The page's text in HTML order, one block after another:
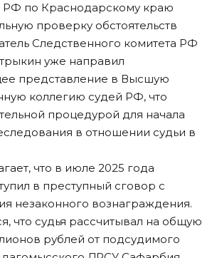
РФ по Краснодарскому краю
проверку обстоятельств
Следственного комитета РФ
уже направил
представление в Высшую
коллегию судей РФ, что
процедурой для начала
в отношении судьи в
что в июле 2025 года
в преступный сговор с
незаконного вознаграждения.
что судья рассчитывал на общую
рублей от подсудимого